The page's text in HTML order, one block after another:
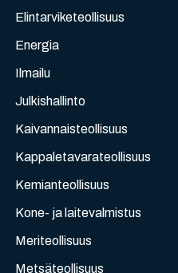
Elintarviketeollisuus
Energia
Ilmailu
Julkishallinto
Kaivannaisteollisuus
Kappaletavarateollisuus
Kemianteollisuus
Kone- ja laitevalmistus
Meriteollisuus
Metsäteollisuus